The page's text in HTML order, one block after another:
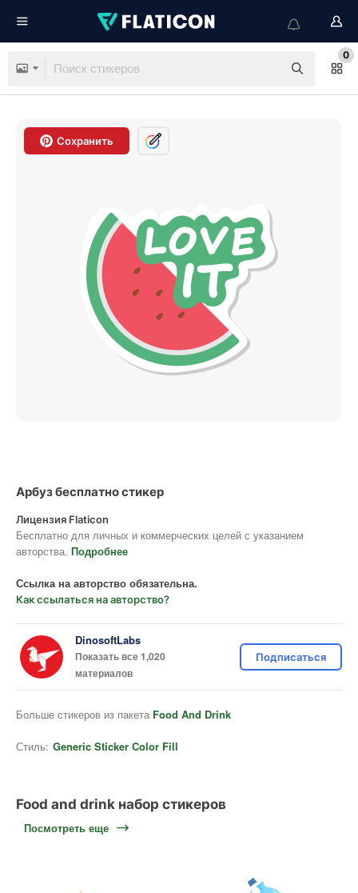
0
Сохранить
Арбуз бесплатно стикер
Лицензия Flaticon
Бесплатно для личных и коммерческих целей с указанием
авторства. Подробнее
Ссылка на авторство обязательна.
Как ссылаться на авторство?
DinosoftLabs
Показать все 1,020
материалов
Подписаться
Больше стикеров из пакета Food And Drink
Стиль: Generic Sticker Color Fill
Food and drink набор стикеров
Посмотреть еще